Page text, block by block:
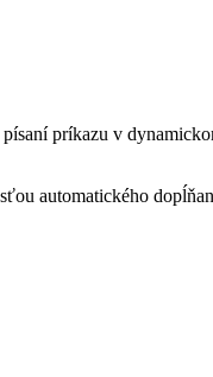
príkazu v
automatického